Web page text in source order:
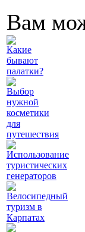
Вам
Какие
бывают
палатки?
Выбор
нужной
косметики
для
путешествия
Использование
туристических
генераторов
Велосипедный
туризм в
Карпатах